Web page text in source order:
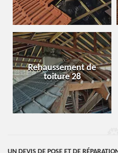
Rehaussement de
toiture 28